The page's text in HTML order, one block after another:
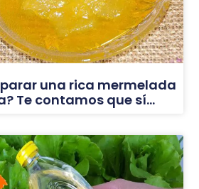
una rica mermelada
Te contamos que sí…